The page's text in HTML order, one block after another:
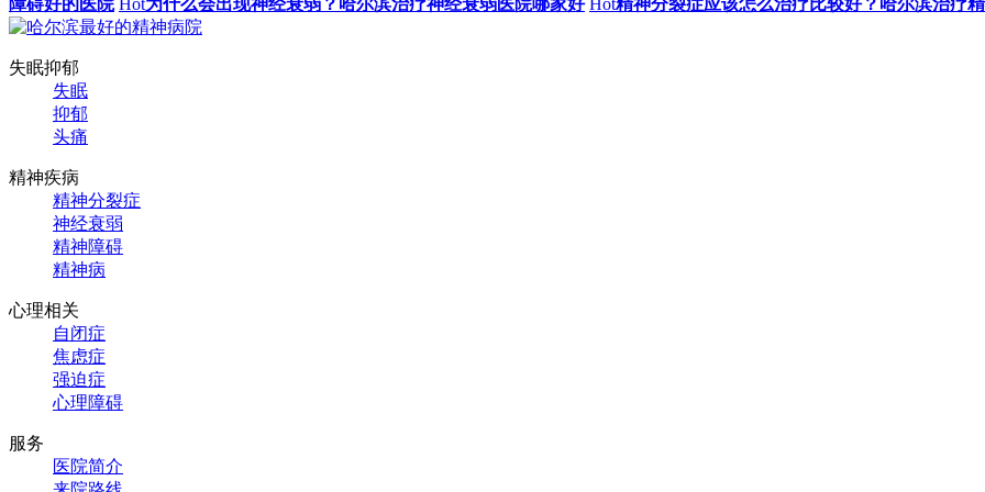
障碍好的医院 Hot为什么会出现神经衰弱？哈尔滨治疗神经衰弱医院哪家好 Hot精神分裂症应该怎么治疗比较好？哈尔滨治疗
失眠抑郁
失眠
抑郁
头痛
精神疾病
精神分裂症
神经衰弱
精神障碍
精神病
心理相关
自闭症
焦虑症
强迫症
心理障碍
服务
医院简介